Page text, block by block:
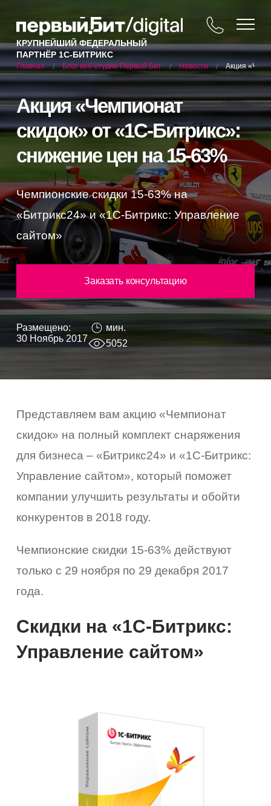
КРУПНЕЙШИЙ ФЕДЕРАЛЬНЫЙ
ПАРТНЁР 1С-БИТРИКС
Главная / Блог веб-студии Первый Бит / Новости / Акция
Акция «Чемпионат
скидок» от «1С-Битрикс»:
снижение цен на 15-63%
Чемпионские скидки 15-63% на
«Битрикс24» и «1С-Битрикс: Управление
сайтом»
Заказать консультацию
Размещено:
30 Ноябрь 2017
мин.
5052
Представляем вам акцию «Чемпионат
скидок» на полный комплект снаряжения
для бизнеса – «Битрикс24» и «1С-Битрикс:
Управление сайтом», который поможет
компании улучшить результаты и обойти
конкурентов в 2018 году.
Чемпионские скидки 15-63% действуют
только с 29 ноября по 29 декабря 2017
года.
Скидки на «1С-Битрикс:
Управление сайтом»